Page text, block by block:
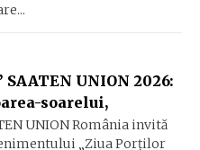
UNION 2026:
soarelui,
UNION România invită
„Ziua Porților